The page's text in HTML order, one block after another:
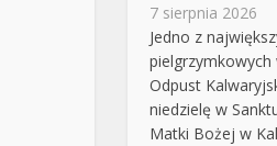
7 sierpnia 2026
Jedno z
pielgrzymkowych
Odpust
niedzielę w
Matki Bożej w